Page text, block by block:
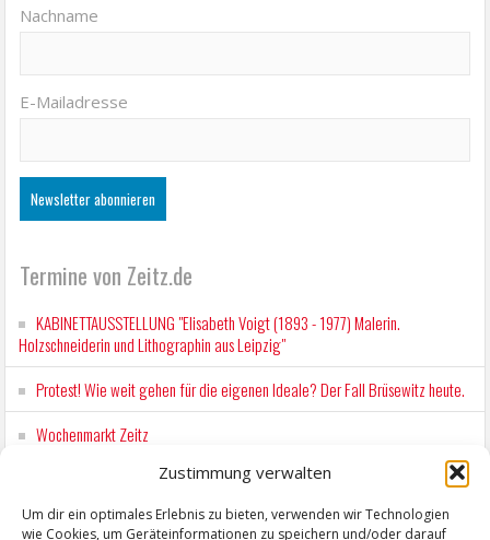
Zustimmung verwalten
Um dir ein optimales Erlebnis zu bieten, verwenden wir Technologien
wie Cookies, um Geräteinformationen zu speichern und/oder darauf
Nachname
E-Mailadresse
Termine von Zeitz.de
KABINETTAUSSTELLUNG "Elisabeth Voigt (1893 - 1977) Malerin.
Holzschneiderin und Lithographin aus Leipzig"
Protest! Wie weit gehen für die eigenen Ideale? Der Fall Brüsewitz heute.
Wochenmarkt Zeitz
EINFACH LESEN im August 2026 H.P. Richter - DAMALS WAR ES FRIEDRICH